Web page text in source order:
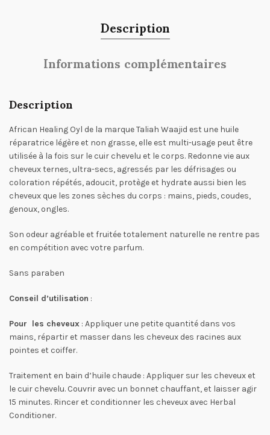
Description
Informations complémentaires
Description
African Healing Oyl de la marque Taliah Waajid est une huile
réparatrice légère et non grasse, elle est multi-usage peut être
utilisée à la fois sur le cuir chevelu et le corps. Redonne vie aux
cheveux ternes, ultra-secs, agressés par les défrisages ou
coloration répétés, adoucit, protège et hydrate aussi bien les
cheveux que les zones sèches du corps : mains, pieds, coudes,
genoux, ongles.
Son odeur agréable et fruitée totalement naturelle ne rentre pas
en compétition avec votre parfum.
Sans paraben
Conseil d’utilisation :
Pour les cheveux : Appliquer une petite quantité dans vos
mains, répartir et masser dans les cheveux des racines aux
pointes et coiffer.
Traitement en bain d’huile chaude : Appliquer sur les cheveux et
le cuir chevelu. Couvrir avec un bonnet chauffant, et laisser agir
15 minutes. Rincer et conditionner les cheveux avec Herbal
Conditioner.